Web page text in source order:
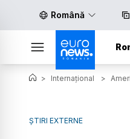
Română
> Internațional >
ȘTIRI EXTERNE